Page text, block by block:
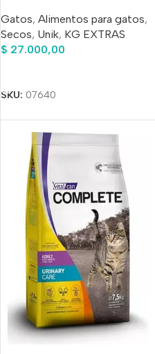
Antipulgas de Regalo
Gatos, Alimentos para gatos,
Secos, Unik, KG EXTRAS
$ 27.000,00
SKU: 07640